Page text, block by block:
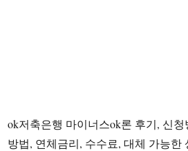
ok저축은행 마이너스ok론 후기, 신
방법, 연체금리, 수수료, 대체 가능